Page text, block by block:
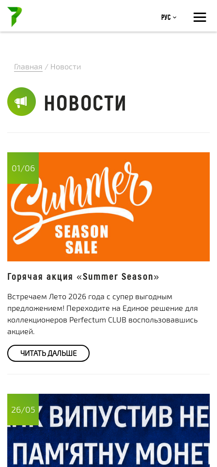
≡
Рус
Главная / Новости
НОВОСТИ
01/06
Горячая акция «Summer Season»
Встречаем Лето 2026 года с супер выгодным
предложением! Переходите на Единое решение для
коллекционеров Perfectum CLUB воспользовавшись
акцией.
ЧИТАТЬ ДАЛЬШЕ
26/05